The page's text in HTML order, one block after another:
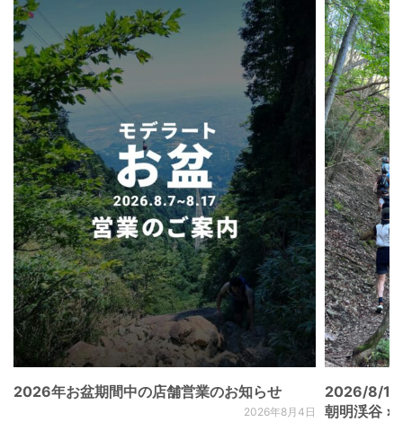
2026年お盆期間中の店舗営業のお知らせ
2026年8月4日
2026/8/
朝明渓谷 ×